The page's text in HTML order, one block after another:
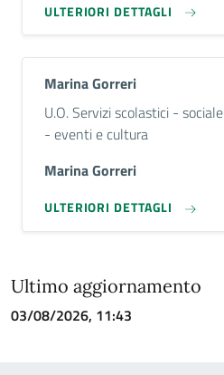
ULTERIORI DETTAGLI
Marina Gorreri
Descrizione breve
U.O. Servizi scolastici - sociale
- eventi e cultura
Marina Gorreri
ULTERIORI DETTAGLI
Ultimo aggiornamento
03/08/2026, 11:43